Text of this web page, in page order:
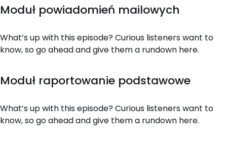
Moduł powiadomień mailowych
What’s up with this episode? Curious listeners want to
know, so go ahead and give them a rundown here.
Moduł raportowanie podstawowe
What’s up with this episode? Curious listeners want to
know, so go ahead and give them a rundown here.